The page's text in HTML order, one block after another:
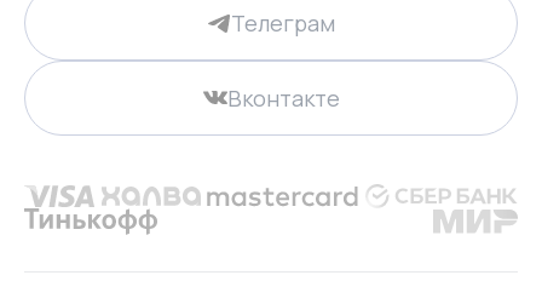
Телеграм
Вконтакте